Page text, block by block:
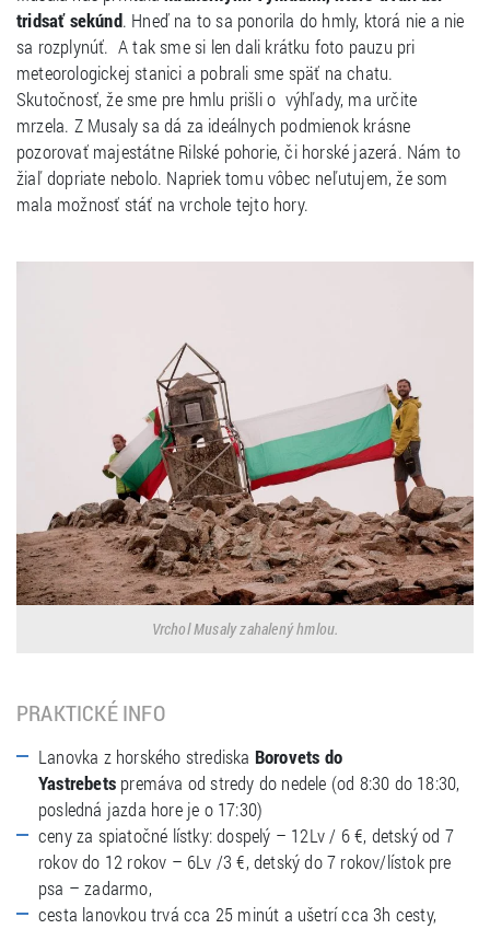
tridsať sekúnd. Hneď na to sa ponorila do hmly, ktorá nie a nie
sa rozplynúť. A tak sme si len dali krátku foto pauzu pri
meteorologickej stanici a pobrali sme späť na chatu.
Skutočnosť, že sme pre hmlu prišli o výhľady, ma určite
mrzela. Z Musaly sa dá za ideálnych podmienok krásne
pozorovať majestátne Rilské pohorie, či horské jazerá. Nám to
žiaľ dopriate nebolo. Napriek tomu vôbec neľutujem, že som
mala možnosť stáť na vrchole tejto hory.
Vrchol Musaly zahalený hmlou.
PRAKTICKÉ INFO
Lanovka z horského strediska Borovets do
Yastrebets premáva od stredy do nedele (od 8:30 do 18:30,
posledná jazda hore je o 17:30)
ceny za spiatočné lístky: dospelý – 12Lv / 6 €, detský od 7
rokov do 12 rokov – 6Lv /3 €, detský do 7 rokov/lístok pre
psa – zadarmo,
cesta lanovkou trvá cca 25 minút a ušetrí cca 3h cesty,